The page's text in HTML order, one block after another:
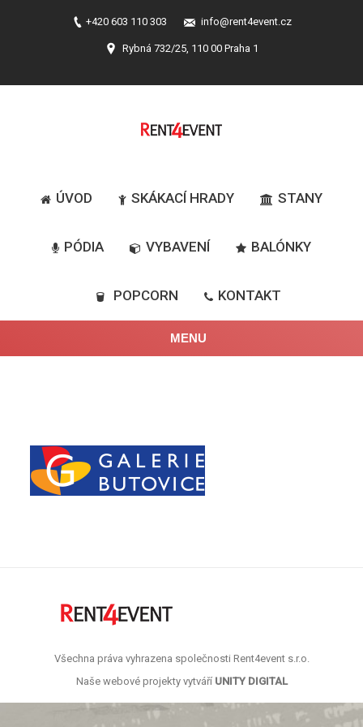
+420 603 110 303 info@rent4event.cz
Rybná 732/25, 110 00 Praha 1
ÚVOD SKÁKACÍ HRADY STANY
PÓDIA VYBAVENÍ BALÓNKY
POPCORN KONTAKT
MENU
Všechna práva vyhrazena společnosti Rent4event s.r.o.
Naše webové projekty vytváří UNITY DIGITAL